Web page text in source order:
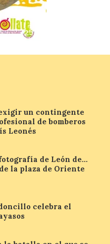
usos
que se
día 8
doce y
de
Castilla y
finales del
a
un contingente
de bomberos
Leonés
de León de…
la plaza de Oriente
celebra el